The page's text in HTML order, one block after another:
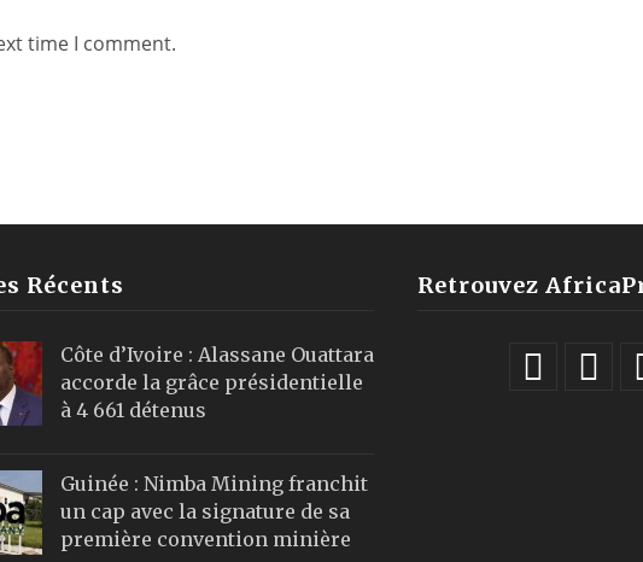
time I comment.
Récents
Côte d’Ivoire : Alassane Ouattara
accorde la grâce présidentielle
à 4 661 détenus
Guinée : Nimba Mining franchit
un cap avec la signature de sa
première convention minière
Retrouvez